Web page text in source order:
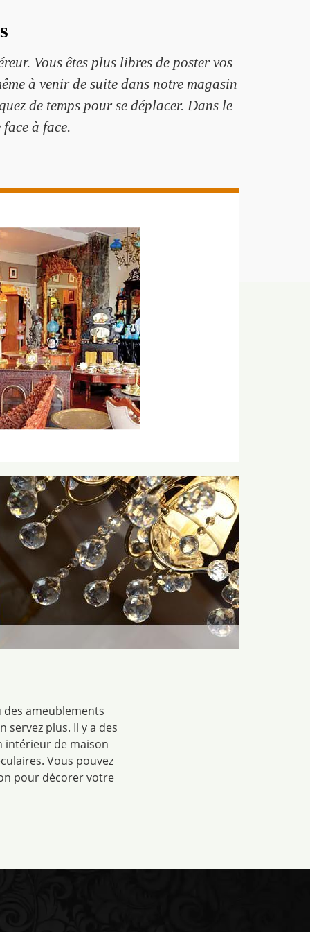
Vous êtes plus libres de poster vos
à venir de suite dans notre magasin
de temps pour se déplacer. Dans le
à face.
des ameublements
plus. Il y a des
intérieur de maison
Vous pouvez
pour décorer votre